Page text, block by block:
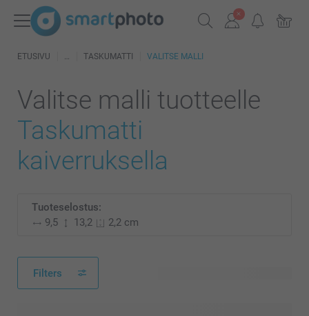
ETUSIVU TASKUMATTI VALITSE MALLI
Valitse malli tuotteelle
Taskumatti
kaiverruksella
Tuoteselostus:
9,5
13,2 2,2 cm
Filters